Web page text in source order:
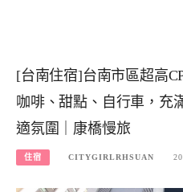
[台南住宿]台南市區超高
咖啡、甜點、自行車，充
適氛圍｜康橋慢旅
住宿 CITYGIRLRHSUAN